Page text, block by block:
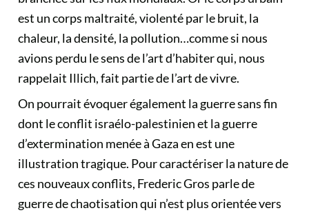
est un corps maltraité, violenté par le bruit, la
chaleur, la densité, la pollution…comme si nous
avions perdu le sens de l’art d’habiter qui, nous
rappelait Illich, fait partie de l’art de vivre.
On pourrait évoquer également la guerre sans fin
dont le conflit israélo-palestinien et la guerre
d’extermination menée à Gaza en est une
illustration tragique. Pour caractériser la nature de
ces nouveaux conflits, Frederic Gros parle de
guerre de chaotisation qui n’est plus orientée vers